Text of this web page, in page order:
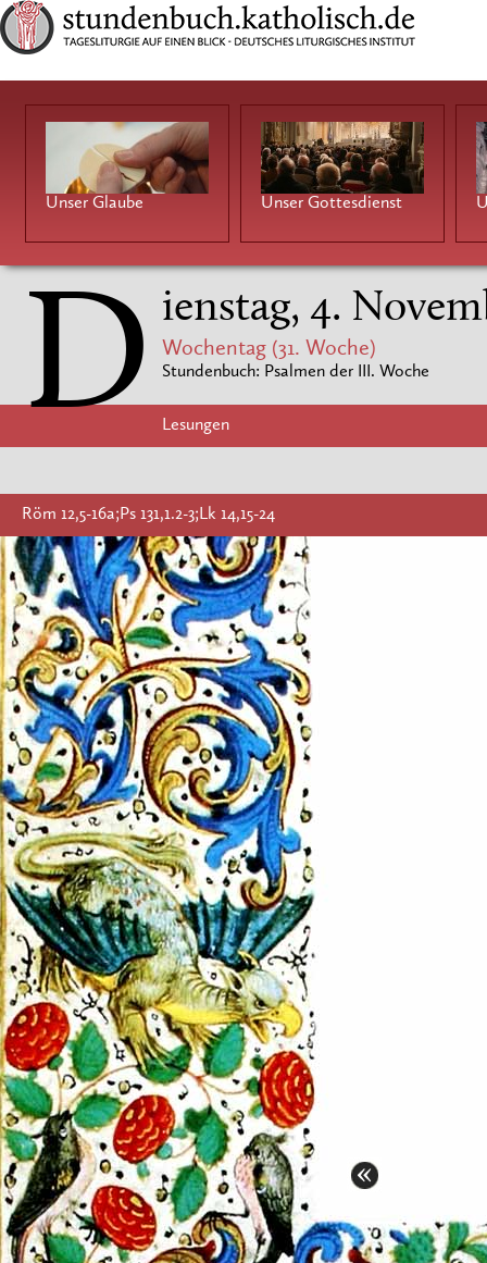
Unser Glaube Unser Gottesdienst
D ienstag, 4.
Wochentag (31. Woche)
Stundenbuch: Psalmen der III. Woche
Lesungen
Röm 12,5-16a;Ps 131,1.2-3;Lk 14,15-24